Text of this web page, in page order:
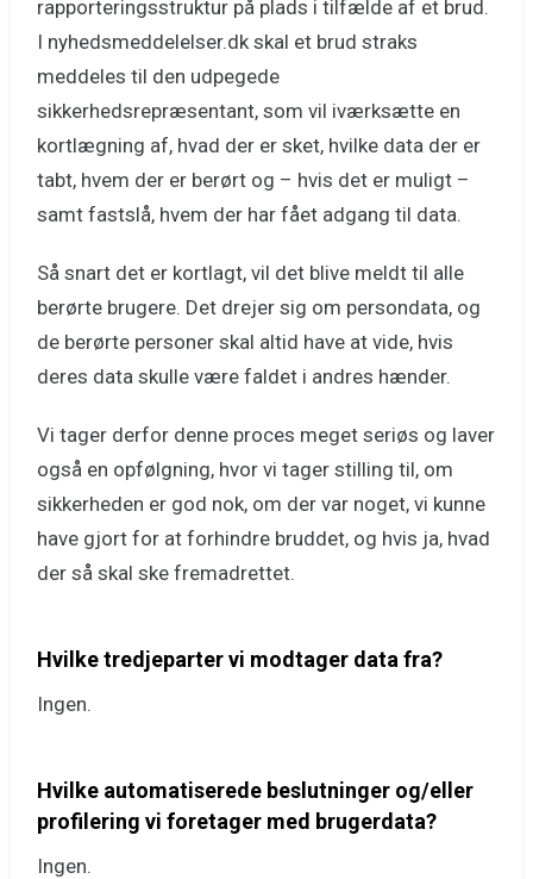
rapporteringsstruktur på plads i tilfælde af et brud.
I nyhedsmeddelelser.dk skal et brud straks
meddeles til den udpegede
sikkerhedsrepræsentant, som vil iværksætte en
kortlægning af, hvad der er sket, hvilke data der er
tabt, hvem der er berørt og – hvis det er muligt –
samt fastslå, hvem der har fået adgang til data.
Så snart det er kortlagt, vil det blive meldt til alle
berørte brugere. Det drejer sig om persondata, og
de berørte personer skal altid have at vide, hvis
deres data skulle være faldet i andres hænder.
Vi tager derfor denne proces meget seriøs og laver
også en opfølgning, hvor vi tager stilling til, om
sikkerheden er god nok, om der var noget, vi kunne
have gjort for at forhindre bruddet, og hvis ja, hvad
der så skal ske fremadrettet.
Hvilke tredjeparter vi modtager data fra?
Ingen.
Hvilke automatiserede beslutninger og/eller
profilering vi foretager med brugerdata?
Ingen.